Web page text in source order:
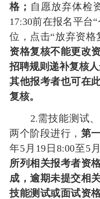
格 ； 自愿放弃体检
17:30前在报名平台
位，点击“放弃资格
资格复核不能更改
招聘规则递补复核
其他报考者也可在
复核。
2.需技能测试、
两个阶段进行 ， 第
年5 月 19 日 8:00至5 月
所列相关报考者资
成，逾期未提交相
技能测试或面试资